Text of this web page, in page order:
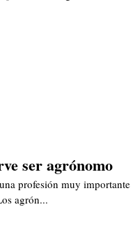
ser agrónomo
profesión muy
agrón...